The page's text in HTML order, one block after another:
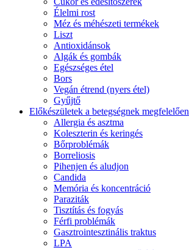
Élelmi rost
Méz és méhészeti termékek
Liszt
Antioxidánsok
Algák és gombák
Egészséges étel
Bors
Vegán étrend (nyers étel)
Gyűjtő
Előkészületek a betegségnek megfelelően
Allergia és asztma
Koleszterin és keringés
Bőrproblémák
Borreliosis
Pihenjen és aludjon
Candida
Memória és koncentráció
Paraziták
Tisztítás és fogyás
Férfi problémák
Gasztrointesztinális traktus
LPA